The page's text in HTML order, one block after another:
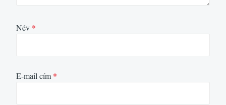
Név *
E-mail cím *